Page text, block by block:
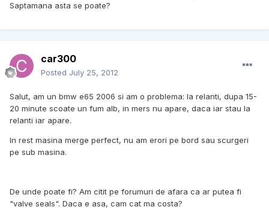
Saptamana asta se poate?
car300
Posted July 25, 2012
Salut, am un bmw e65 2006 si am o problema: la relanti, dupa 15-
20 minute scoate un fum alb, in mers nu apare, daca iar stau la
relanti iar apare.
In rest masina merge perfect, nu am erori pe bord sau scurgeri
pe sub masina.
De unde poate fi? Am citit pe forumuri de afara ca ar putea fi
"valve seals". Daca e asa, cam cat ma costa?